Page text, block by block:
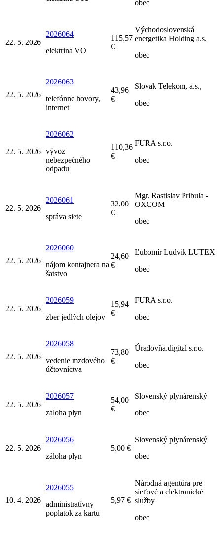
obec
22. 5. 2026
2026064
elektrina VO
115,57
€
Východoslovenská
energetika Holding a.s.
obec
22. 5. 2026
2026063
telefónne hovory,
internet
43,96
€
Slovak Telekom, a.s.,
obec
22. 5. 2026
2026062
vývoz
nebezpečného
odpadu
110,36
€
FURA s.r.o.
obec
22. 5. 2026
2026061
správa siete
32,00
€
Mgr. Rastislav Pribula -
OXCOM
obec
22. 5. 2026
2026060
nájom kontajnera na
šatstvo
24,60
€
Ľubomír Ludvik LUTEX
obec
22. 5. 2026
2026059
zber jedlých olejov
15,94
€
FURA s.r.o.
obec
22. 5. 2026
2026058
vedenie mzdového
účtovníctva
73,80
€
Úradovňa.digital s.r.o.
obec
22. 5. 2026
2026057
záloha plyn
54,00
€
Slovenský plynárenský
obec
22. 5. 2026
2026056
záloha plyn
5,00 €
Slovenský plynárenský
obec
10. 4. 2026
2026055
administratívny
poplatok za kartu
5,97 €
Národná agentúra pre
sieťové a elektronické
služby
obec